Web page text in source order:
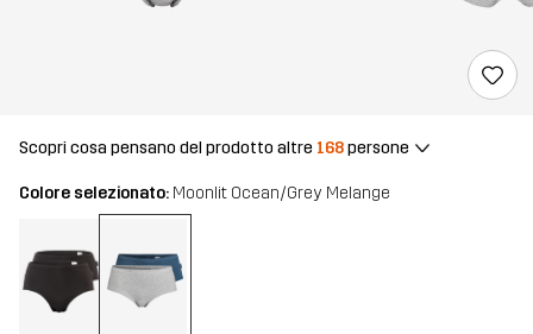
Scopri cosa pensano del prodotto altre 168persone
Colore selezionato: Moonlit Ocean/Grey Melange